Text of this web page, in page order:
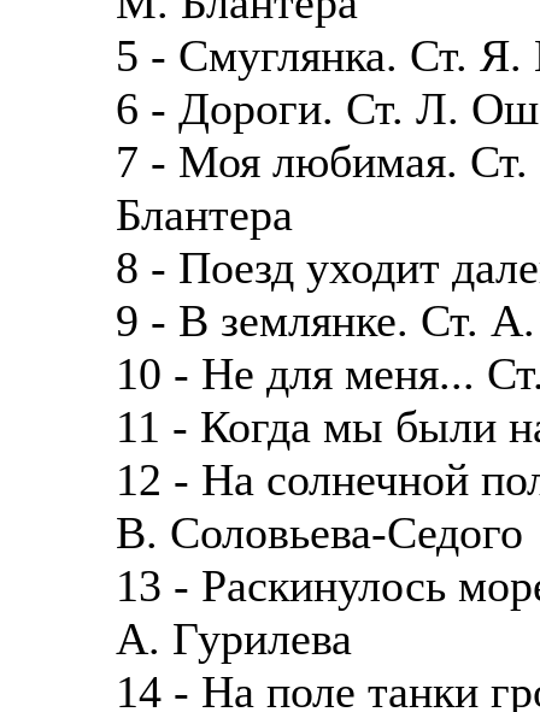
5 - Смуглянка. Ст.
6 - Дороги. Ст. Л.
7 - Моя любимая. Ст.
Блантера
8 - Поезд уходит
9 - В землянке. Ст.
10 - Не для меня...
11 - Когда мы были
12 - На солнечной
В. Соловьева-Седого
13 - Раскинулось
А. Гурилева
14 - На поле танки